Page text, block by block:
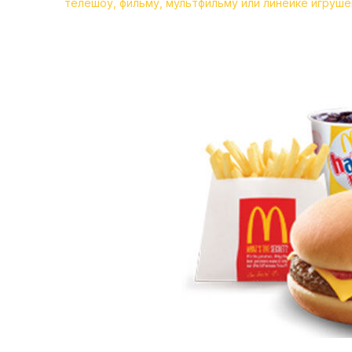
телешоу, фильму, мультфильму или линейке